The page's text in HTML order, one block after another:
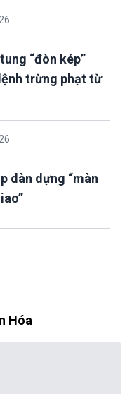
“đòn kép”
trừng phạt từ
dàn dựng “màn
Hóa